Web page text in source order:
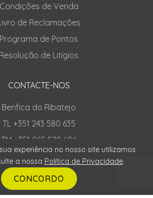
Condições de Venda
de Reclamações
Programa de Pontos
Resolução de Litígios
CONTACTE-NOS
Benfica do Ribatejo
TL +351 243 580 635
TM +351 965 529 606
TM +351 924 348 482
experiência no nosso site utilizamos
a nossa Política de Privacidade.
CONCORDO